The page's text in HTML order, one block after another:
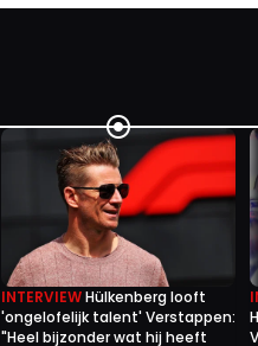
INTERVIEWHülkenberg looft
'ongelofelijk talent' Verstappen:
"Heel bijzonder wat hij heeft